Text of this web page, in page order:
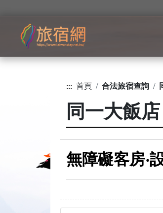
::: 首頁 合法旅宿查詢
同一大飯店
無障礙客房‧